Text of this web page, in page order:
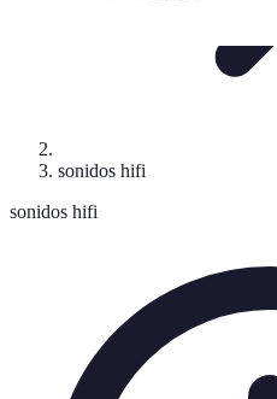
sonidos hifi
sonidos hifi